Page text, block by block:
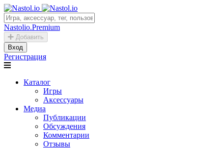
Nastolio.Premium
Добавить
Вход
Регистрация
Каталог
Игры
Аксессуары
Медиа
Публикации
Обсуждения
Комментарии
Отзывы